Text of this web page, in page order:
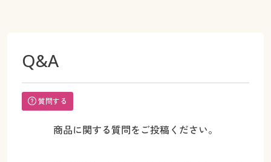
Q&A
質問する
商品に関する質問をご投稿ください。